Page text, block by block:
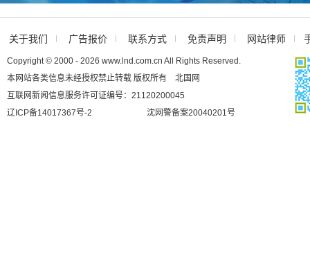
关于我们 广告报价 联系方式 免责声明 网站律师
Copyright © 2000 - 2026 www.lnd.com.cn All Rights Reserved.
本网站各类信息未经授权禁止转载 版权所有 北国网
互联网新闻信息服务许可证编号：21120200045
辽ICP备14017367号-2
沈网警备案20040201号